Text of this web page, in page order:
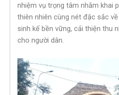
nhiệm vụ trọng tâm nhằm khai
thiên nhiên cùng nét đặc sắc
sinh kế bền vững, cải thiện thu
cho người dân.